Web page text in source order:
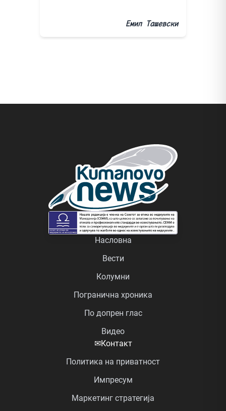
Емил Ташевски
Насловна
Вести
Колумни
Погранична хроника
По допрен глас
Видео
✉Контакт
Политика на приватност
Импресум
Маркетинг стратегија